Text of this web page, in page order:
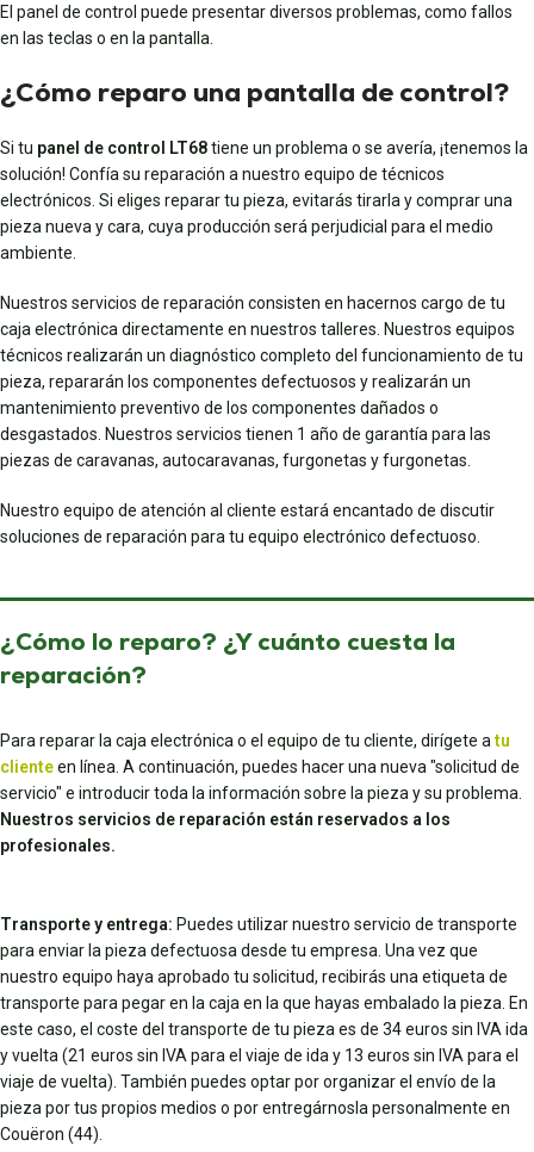
El panel de control puede presentar diversos problemas, como fallos
en las teclas o en la pantalla.
¿Cómo reparo una pantalla de control?
Si tu panel de control LT68tiene un problema o se avería, ¡tenemos la
solución! Confía su reparación a nuestro equipo de técnicos
electrónicos. Si eliges reparar tu pieza, evitarás tirarla y comprar una
pieza nueva y cara, cuya producción será perjudicial para el medio
ambiente.
Nuestros servicios de reparación consisten en hacernos cargo de tu
caja electrónica directamente en nuestros talleres. Nuestros equipos
técnicos realizarán un diagnóstico completo del funcionamiento de tu
pieza, repararán los componentes defectuosos y realizarán un
mantenimiento preventivo de los componentes dañados o
desgastados. Nuestros servicios tienen 1 año de garantía para las
piezas de caravanas, autocaravanas, furgonetas y furgonetas.
Nuestro equipo de atención al cliente estará encantado de discutir
soluciones de reparación para tu equipo electrónico defectuoso.
¿Cómo lo reparo? ¿Y cuánto cuesta la
reparación?
Para reparar la caja electrónica o el equipo de tu cliente, dirígete atu
clienteen línea. A continuación, puedes hacer una nueva "solicitud de
servicio" e introducir toda la información sobre la pieza y su problema.
Nuestros servicios de reparación están reservados a los
profesionales.
Transporte y entrega: Puedes utilizar nuestro servicio de transporte
para enviar la pieza defectuosa desde tu empresa. Una vez que
nuestro equipo haya aprobado tu solicitud, recibirás una etiqueta de
transporte para pegar en la caja en la que hayas embalado la pieza. En
este caso, el coste del transporte de tu pieza es de 34 euros sin IVA ida
y vuelta (21 euros sin IVA para el viaje de ida y 13 euros sin IVA para el
viaje de vuelta). También puedes optar por organizar el envío de la
pieza por tus propios medios o por entregárnosla personalmente en
Couëron (44).